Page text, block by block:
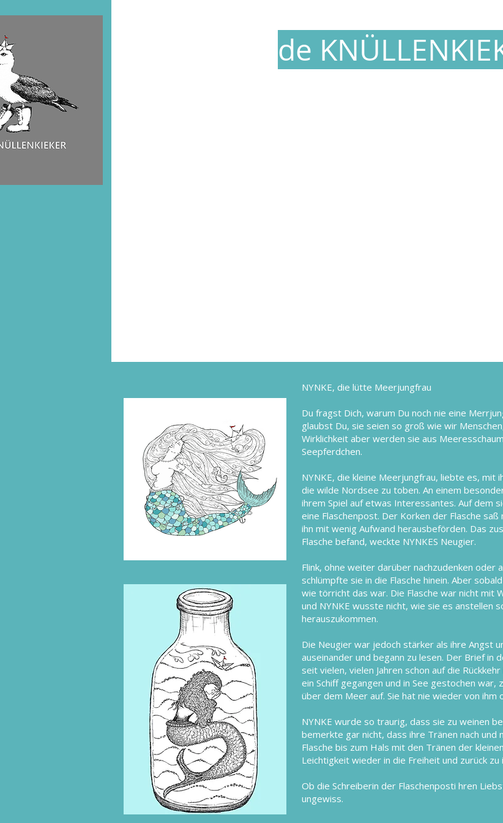
de
NYNKE, die lütte Meerjungfrau
Du fragst Dich, warum Du noch nie eine
glaubst Du, sie seien so groß wie wir
Wirklichkeit aber werden sie aus
Seepferdchen.
NYNKE, die kleine Meerjungfrau, liebte es, mit
die wilde Nordsee zu toben. An einem
ihrem Spiel auf etwas Interessantes. Auf dem
eine Flaschenpost. Der Korken der Flasche
ihn mit wenig Aufwand herausbeförden. Das
Flasche befand, weckte NYNKES Neugier.
Flink, ohne weiter darüber nachzudenken
schlümpfte sie in die Flasche hinein. Aber
wie törricht das war. Die Flasche war nicht mit
und NYNKE wusste nicht, wie sie es anstellen
herauszukommen.
Die Neugier war jedoch stärker als ihre Angst
auseinander und begann zu lesen. Der Brief in
seit vielen, vielen Jahren schon auf die
ein Schiff gegangen und in See gestochen
über dem Meer auf. Sie hat nie wieder von
NYNKE wurde so traurig, dass sie zu weinen
bemerkte gar nicht, dass ihre Tränen nach und
Flasche bis zum Hals mit den Tränen der
Leichtigkeit wieder in die Freiheit und zurück zu
Ob die Schreiberin der Flaschenposti hren
ungewiss.